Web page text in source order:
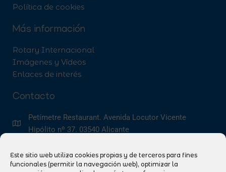
Este sitio web utiliza cookies propias y de terceros para fines
funcionales (permitir la navegación web), optimizar la
Política de cookies
Más información
Rotary Internacional
Imágenes y Vídeos
Enlaces de interés
Contacto
Petímetre Restaurant. Avenida Locutor Vicente
Hipólito nº 37. 03540 Alicante
Participa: Ayúdanos a ayudar